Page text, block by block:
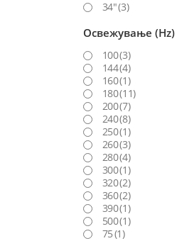
34"(3)
Освежување (Hz)
100(3)
144(4)
160(1)
180(11)
200(7)
240(8)
250(1)
260(3)
280(4)
300(1)
320(2)
360(2)
390(1)
500(1)
75(1)